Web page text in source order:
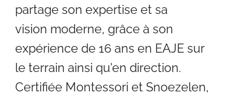
partage son expertise et sa
vision moderne, grâce à son
expérience de 16 ans en EAJE sur
le terrain ainsi qu'en direction.
Certifiée Montessori et Snoezelen,